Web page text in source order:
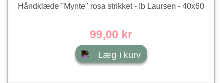
Håndklæde "Mynte" rosa strikket - Ib Laursen - 40x60
99,00 kr
Læg i kurv